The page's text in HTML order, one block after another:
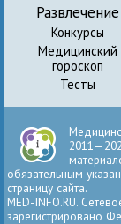
Развлечение
Конкурсы
Медицинский
гороскоп
Тесты
обязательным
страницу сайта.
MED-INFO.RU.
зарегистрировано